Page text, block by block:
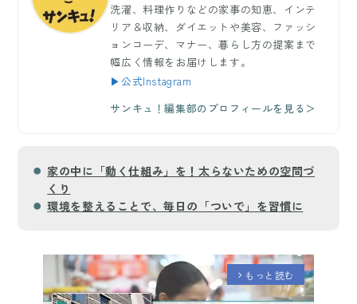
洗濯、料理作りなどの家事の知恵、インテ
リア＆収納、ダイエットや美容、ファッシ
ョンコーデ、マナー、暮らし方の提案まで
幅広く情報をお届けします。
▶公式Instagram
サンキュ！編集部のプロフィールを見る＞
家の中に「動く仕組み」を！太らないための空間づ
くり
環境を整えることで、毎日の「ついで」を習慣に
arrow_forward_ios もっと読む